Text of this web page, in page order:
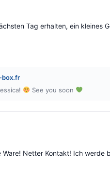
Tag erhalten, ein kleines
box.fr
See you soon
Ware! Netter Kontakt! Ich werde